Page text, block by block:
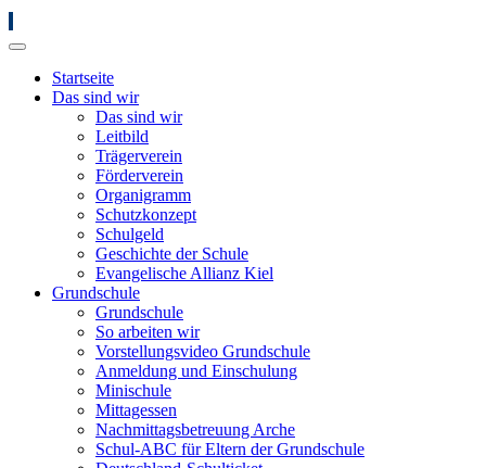
Startseite
Das sind wir
Das sind wir
Leitbild
Trägerverein
Förderverein
Organigramm
Schutzkonzept
Schulgeld
Geschichte der Schule
Evangelische Allianz Kiel
Grundschule
Grundschule
So arbeiten wir
Vorstellungsvideo Grundschule
Anmeldung und Einschulung
Minischule
Mittagessen
Nachmittagsbetreuung Arche
Schul-ABC für Eltern der Grundschule